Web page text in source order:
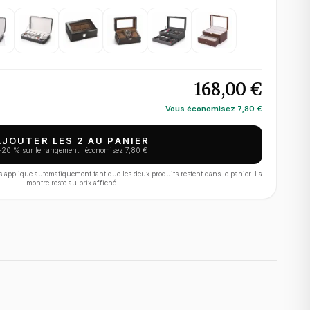
168,00 €
Vous économisez 7,80 €
LES 2 AU PANIER
20 % sur le rangement : économisez 7,80 €
automatiquement tant que les deux produits restent dans le panier. La
montre reste au prix affiché.